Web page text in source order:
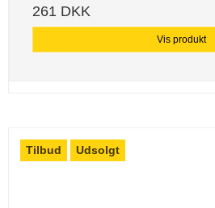
261 DKK
Vis produkt
Tilbud Udsolgt